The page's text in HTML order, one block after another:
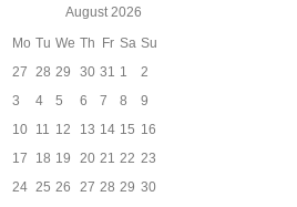
August 2026
Mo Tu We Th Fr Sa Su
27 28 29 30 31 1
2
3
4 5 6 7 8
9
10 11 12 13 14 15 16
17
18 19 20 21 22 23
24 25 26 27 28 29 30